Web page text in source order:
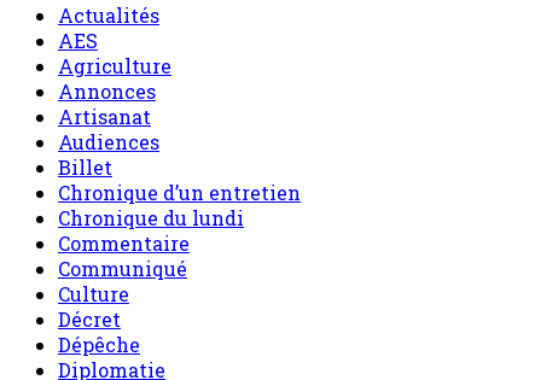
Actualités
AES
Agriculture
Annonces
Artisanat
Audiences
Billet
Chronique d’un entretien
Chronique du lundi
Commentaire
Communiqué
Culture
Décret
Dépêche
Diplomatie